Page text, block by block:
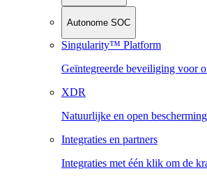
Autonome SOC
Singularity™ Platform
Geïntegreerde beveiliging voor
XDR
Natuurlijke en open
Integraties en partners
Integraties met één klik om de